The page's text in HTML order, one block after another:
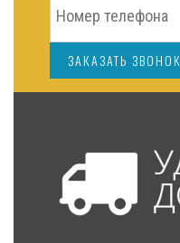
ЗАКАЗАТЬ ЗВОНОК